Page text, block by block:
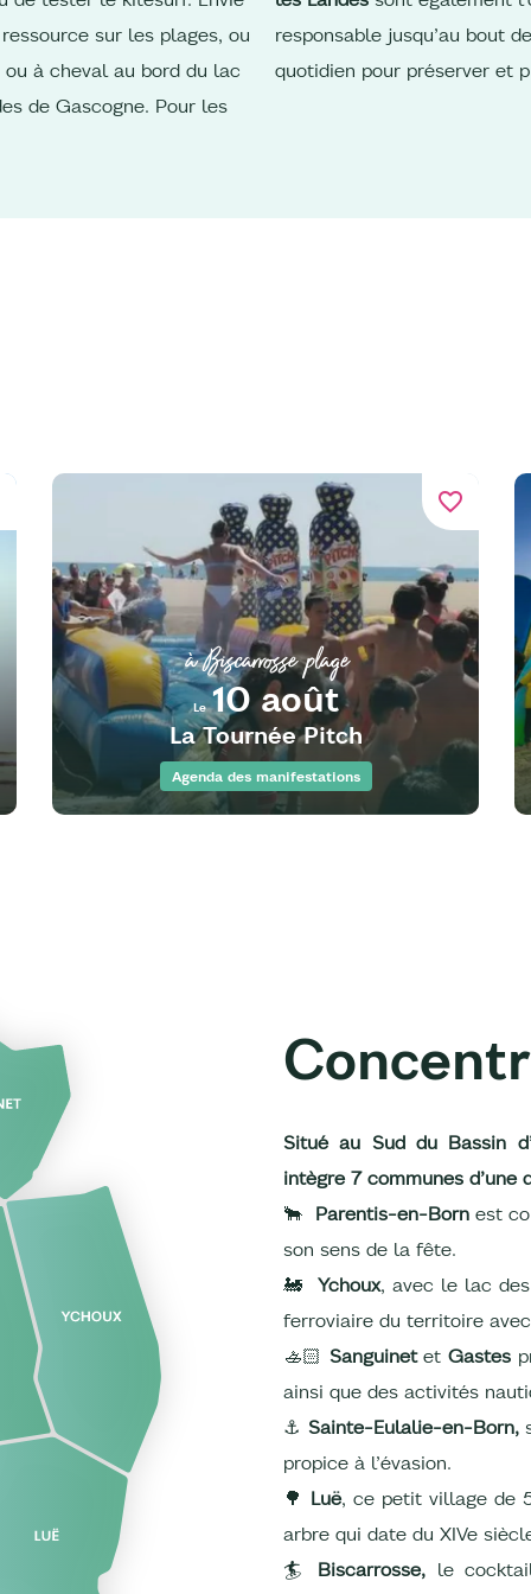
sur les plages, ou
à cheval au bord du lac
de Gascogne. Pour les
responsable jusqu’au bout
quotidien pour préserver et
favorite_border
à Biscarrosse plage
Le10 août
La Tournée Pitch
Agenda des manifestations
Situé au Sud du Bassin
intègre 7 communes
🐂 Parentis-en-Bornest
son sens de la fête.
🚂 Ychoux, avec le lac
ferroviaire du territoire
🚣🏻 Sanguinetet Gastes
ainsi que des activités
⚓ Sainte-Eulalie-en-Born,
propice à l’évasion.
🌳 Luë, ce petit village de
arbre qui date du XIVe
🏄 Biscarrosse, le